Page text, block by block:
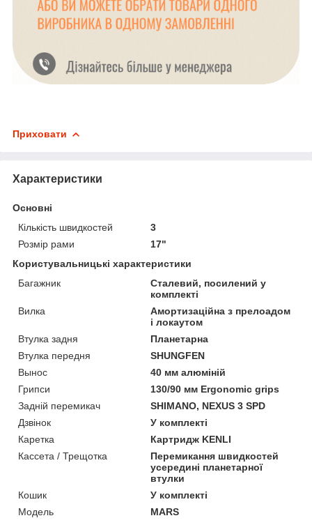
Приховати
Характеристики
Основні
Кількість швидкостей
3
Розмір рами
17"
Користувальницькі характеристики
Багажник
Сталевий, посилений у
комплекті
Вилка
Амортизаційна з прелоадом
і локаутом
Втулка задня
Планетарна
Втулка передня
SHUNGFEN
Вынос
40 мм алюміній
Грипси
130/90 мм Ergonomic grips
Задній перемикач
SHIMANO, NEXUS 3 SPD
Дзвінок
У комплекті
Каретка
Картридж KENLI
Кассета / Трещотка
Перемикання швидкостей
усередині планетарної
втулки
Кошик
У комплекті
Мoдель
MARS